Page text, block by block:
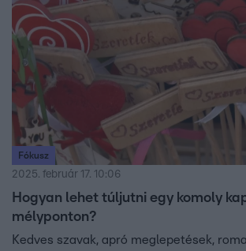
Fókusz
2025. február 17. 10:06
Hogyan lehet túljutni egy komoly
mélyponton?
Kedves szavak, apró meglepetések,